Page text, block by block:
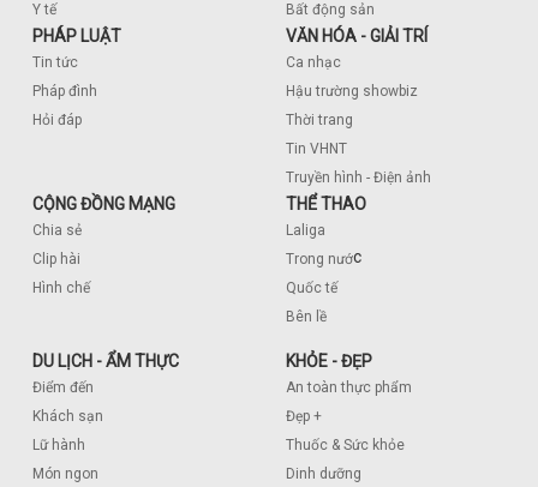
Y tế
Bất động sản
PHÁP LUẬT
Tin tức
Pháp đình
Hỏi đáp
VĂN HÓA - GIẢI TRÍ
Ca nhạc
Hậu trường showbiz
Thời trang
Tin VHNT
Truyền hình - Điện ảnh
CỘNG ĐỒNG MẠNG
Chia sẻ
Clip hài
Hình chế
THỂ THAO
Laliga
Trong nước
Quốc tế
Bên lề
DU LỊCH - ẨM THỰC
Điểm đến
Khách sạn
Lữ hành
Món ngon
KHỎE - ĐẸP
An toàn thực phẩm
Đẹp +
Thuốc & Sức khỏe
Dinh dưỡng